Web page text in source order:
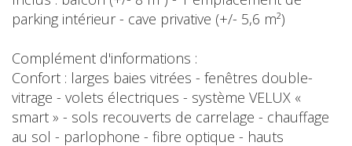
parking intérieur - cave privative (+/- 5,6 m²)
Complément d'informations :
Confort : larges baies vitrées - fenêtres double-
vitrage - volets électriques - système VELUX «
smart » - sols recouverts de carrelage - chauffage
au sol - parlophone - fibre optique - hauts